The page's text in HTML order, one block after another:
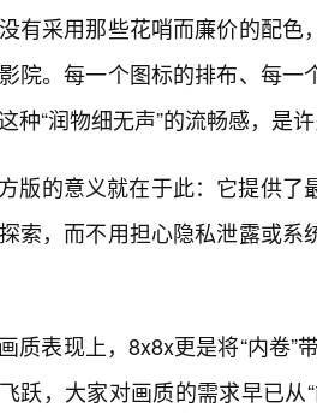
有采用那些花哨而廉价的配
院。每一个图标的排布、每
种“润物细无声”的流畅感，是
版的意义就在于此：它提供
索，而不用担心隐私泄露或
质表现上，8x8x更是将“内卷”
跃，大家对画质的需求早已从